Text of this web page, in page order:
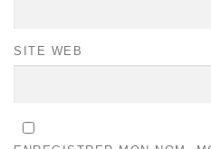
SITE WEB